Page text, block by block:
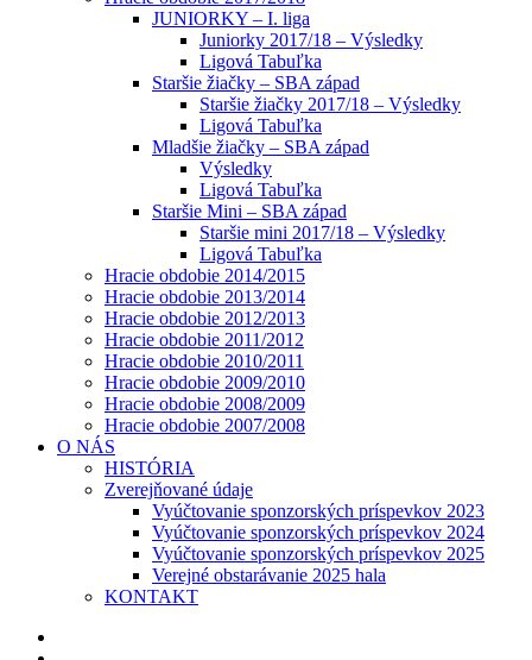
JUNIORKY – I. liga
Juniorky 2017/18 – Výsledky
Ligová Tabuľka
Staršie žiačky – SBA západ
Staršie žiačky 2017/18 – Výsledky
Ligová Tabuľka
Mladšie žiačky – SBA západ
Výsledky
Ligová Tabuľka
Staršie Mini – SBA západ
Staršie mini 2017/18 – Výsledky
Ligová Tabuľka
Hracie obdobie 2014/2015
Hracie obdobie 2013/2014
Hracie obdobie 2012/2013
Hracie obdobie 2011/2012
Hracie obdobie 2010/2011
Hracie obdobie 2009/2010
Hracie obdobie 2008/2009
Hracie obdobie 2007/2008
O NÁS
HISTÓRIA
Zverejňované údaje
Vyúčtovanie sponzorských príspevkov 2023
Vyúčtovanie sponzorských príspevkov 2024
Vyúčtovanie sponzorských príspevkov 2025
Verejné obstarávanie 2025 hala
KONTAKT